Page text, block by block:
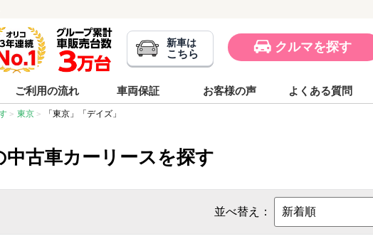
新車は
こちら クルマを探す
ご利用の流れ 車両保証 お客様の声 よくある質問
東京 「東京」「デイズ」
中古車カーリースを探す
並べ替え：